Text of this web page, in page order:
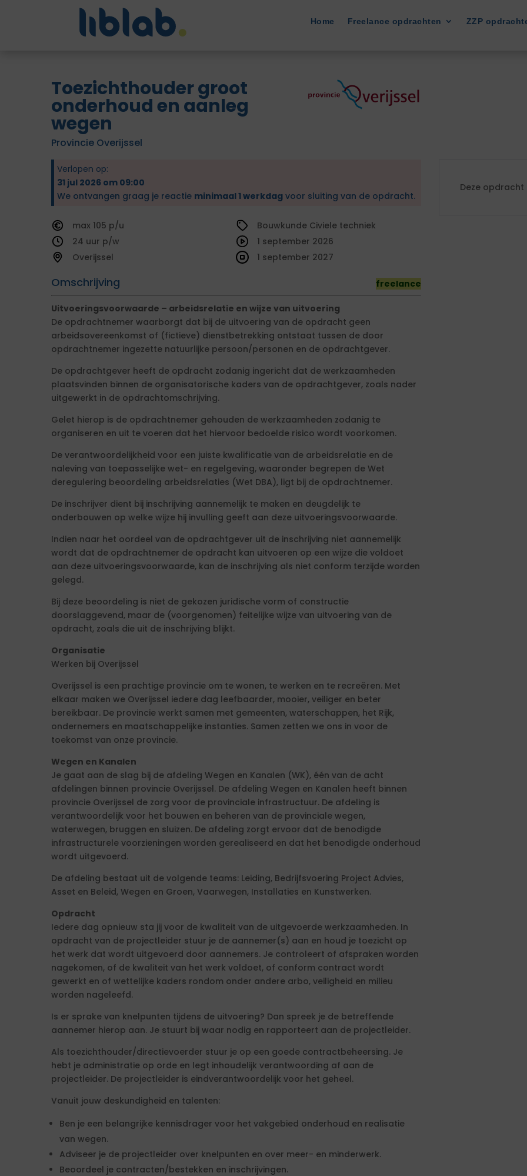
Home Freelance opdrachten ZZP
Toezichthouder groot
onderhoud en aanleg
wegen
Provincie Overijssel
Verlopen op:
31 jul 2026 om 09:00
We ontvangen graag je reactie minimaal 1 werkdag voor sluiting van de opdracht.
105
24
Overijssel
Bouwkunde Civiele techniek
Omschrijving freelance
1 september 2026
1 september 2027
Uitvoeringsvoorwaarde – arbeidsrelatie en wijze van uitvoering
De opdrachtnemer waarborgt dat bij de uitvoering van de opdracht geen
arbeidsovereenkomst of (fictieve) dienstbetrekking ontstaat tussen de door
opdrachtnemer ingezette natuurlijke persoon/personen en de opdrachtgever.
De opdrachtgever heeft de opdracht zodanig ingericht dat de werkzaamheden
plaatsvinden binnen de organisatorische kaders van de opdrachtgever, zoals nader
uitgewerkt in de opdrachtomschrijving.
Gelet hierop is de opdrachtnemer gehouden de werkzaamheden zodanig te
organiseren en uit te voeren dat het hiervoor bedoelde risico wordt voorkomen.
De verantwoordelijkheid voor een juiste kwalificatie van de arbeidsrelatie en de
naleving van toepasselijke wet- en regelgeving, waaronder begrepen de Wet
deregulering beoordeling arbeidsrelaties (Wet DBA), ligt bij de opdrachtnemer.
De inschrijver dient bij inschrijving aannemelijk te maken en deugdelijk te
onderbouwen op welke wijze hij invulling geeft aan deze uitvoeringsvoorwaarde.
Indien naar het oordeel van de opdrachtgever uit de inschrijving niet aannemelijk
wordt dat de opdrachtnemer de opdracht kan uitvoeren op een wijze die voldoet
aan deze uitvoeringsvoorwaarde, kan de inschrijving als niet conform terzijde worden
gelegd.
Bij deze beoordeling is niet de gekozen juridische vorm of constructie
doorslaggevend, maar de (voorgenomen) feitelijke wijze van uitvoering van de
opdracht, zoals die uit de inschrijving blijkt.
Organisatie
Werken bij Overijssel
Overijssel is een prachtige provincie om te wonen, te werken en te recreëren. Met
elkaar maken we Overijssel iedere dag leefbaarder, mooier, veiliger en beter
bereikbaar. De provincie werkt samen met gemeenten, waterschappen, het Rijk,
ondernemers en maatschappelijke instanties. Samen zetten we ons in voor de
toekomst van onze provincie.
Wegen en Kanalen
Je gaat aan de slag bij de afdeling Wegen en Kanalen (WK), één van de acht
afdelingen binnen provincie Overijssel. De afdeling Wegen en Kanalen heeft binnen
provincie Overijssel de zorg voor de provinciale infrastructuur. De afdeling is
verantwoordelijk voor het bouwen en beheren van de provinciale wegen,
waterwegen, bruggen en sluizen. De afdeling zorgt ervoor dat de benodigde
infrastructurele voorzieningen worden gerealiseerd en dat het benodigde onderhoud
wordt uitgevoerd.
De afdeling bestaat uit de volgende teams: Leiding, Bedrijfsvoering Project Advies,
Asset en Beleid, Wegen en Groen, Vaarwegen, Installaties en Kunstwerken.
Opdracht
Iedere dag opnieuw sta jij voor de kwaliteit van de uitgevoerde werkzaamheden. In
opdracht van de projectleider stuur je de aannemer(s) aan en houd je toezicht op
het werk dat wordt uitgevoerd door aannemers. Je controleert of afspraken worden
nagekomen, of de kwaliteit van het werk voldoet, of conform contract wordt
gewerkt en of wettelijke kaders rondom onder andere arbo, veiligheid en milieu
worden nageleefd.
Is er sprake van knelpunten tijdens de uitvoering? Dan spreek je de betreffende
aannemer hierop aan. Je stuurt bij waar nodig en rapporteert aan de projectleider.
Als toezichthouder/directievoerder stuur je op een goede contractbeheersing. Je
hebt je administratie op orde en legt inhoudelijk verantwoording af aan de
projectleider. De projectleider is eindverantwoordelijk voor het geheel.
Vanuit jouw deskundigheid en talenten:
Ben je een belangrijke kennisdrager voor het vakgebied onderhoud en realisatie
van wegen.
Adviseer je de projectleider over knelpunten en over meer- en minderwerk.
Beoordeel je contracten/bestekken en inschrijvingen.
Deze opdracht